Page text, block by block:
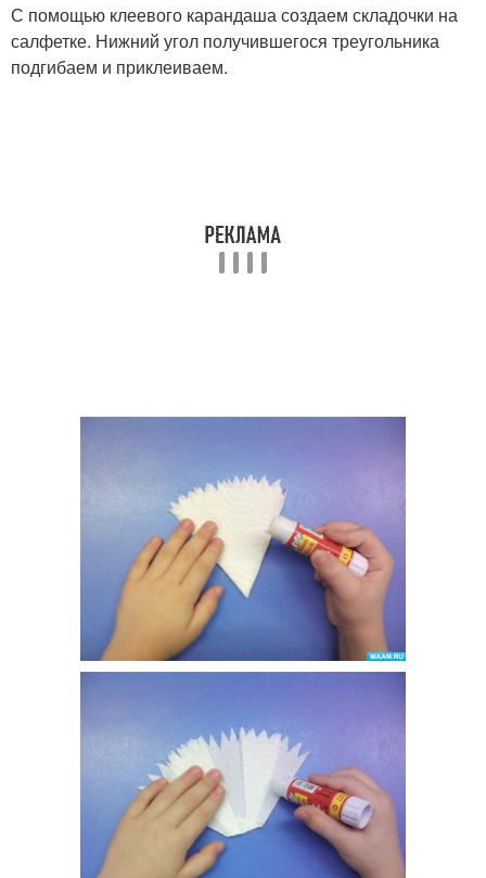
С помощью клеевого карандаша создаем складочки на
салфетке. Нижний угол получившегося треугольника
подгибаем и приклеиваем.